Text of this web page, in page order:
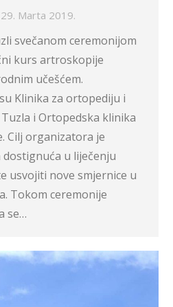
29. Marta 2019.
svečanom ceremonijom
kurs artroskopije
učešćem.
Klinika za ortopediju i
i Ortopedska klinika
Cilj organizatora je
u liječenju
usvojiti nove smjernice u
Tokom ceremonije
se…